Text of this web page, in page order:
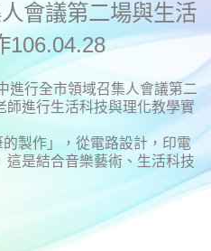
會議第二場與生活
106.04.28
進行全市領域召集人會議第二
師進行生活科技與理化教學實
製作」，從電路設計，印電
這是結合音樂藝術、生活科技